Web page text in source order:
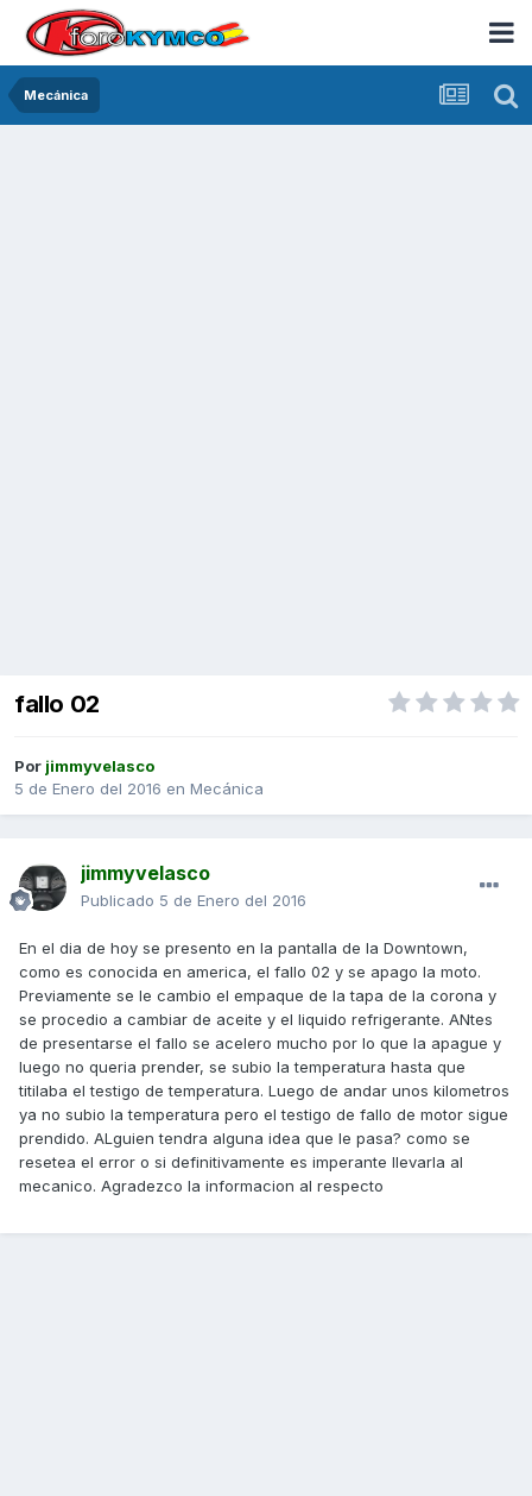
Mecánica
fallo 02
Por jimmyvelasco
5 de Enero del 2016 en Mecánica
jimmyvelasco
Publicado 5 de Enero del 2016
En el dia de hoy se presento en la pantalla de la Downtown,
como es conocida en america, el fallo 02 y se apago la moto.
Previamente se le cambio el empaque de la tapa de la corona y
se procedio a cambiar de aceite y el liquido refrigerante. ANtes
de presentarse el fallo se acelero mucho por lo que la apague y
luego no queria prender, se subio la temperatura hasta que
titilaba el testigo de temperatura. Luego de andar unos kilometros
ya no subio la temperatura pero el testigo de fallo de motor sigue
prendido. ALguien tendra alguna idea que le pasa? como se
resetea el error o si definitivamente es imperante llevarla al
mecanico. Agradezco la informacion al respecto